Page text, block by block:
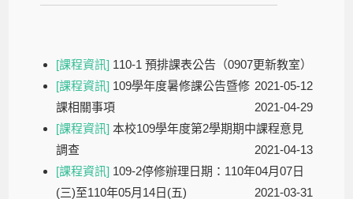
[課程資訊] 110-1 預排課表公告（0907更新教室）
2021-05-12
[課程資訊] 109學年度暑修課公告暨修
課相關事項
2021-04-29
[課程資訊]本校109學年度第2學期期中課程意見
調查
2021-04-13
[課程資訊] 109-2停修辦理日期：110年04月07日
(三)至110年05月14日(五)
2021-03-31